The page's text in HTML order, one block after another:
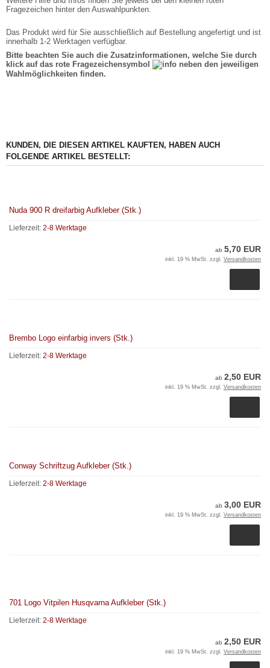
Fragezeichen hinter den Auswahlpunkten.
Das Produkt wird für Sie ausschließlich auf Bestellung angefertigt und ist
innerhalb 1-2 Werktagen verfügbar.
Bitte beachten Sie auch die Zusatzinformationen, welche Sie durch
klick auf das rote Fragezeichensymbol
neben den jeweiligen
Wahlmöglichkeiten finden.
KUNDEN, DIE DIESEN ARTIKEL KAUFTEN, HABEN AUCH
FOLGENDE ARTIKEL BESTELLT:
Nuda 900 R dreifarbig Aufkleber (Stk.)
Lieferzeit: 2-8 Werktage
ab 5,70 EUR
inkl. 19 % MwSt. zzgl. Versandkosten
Brembo Logo einfarbig invers (Stk.)
Lieferzeit: 2-8 Werktage
ab 2,50 EUR
inkl. 19 % MwSt. zzgl. Versandkosten
Conway Schriftzug Aufkleber (Stk.)
Lieferzeit: 2-8 Werktage
ab 3,00 EUR
inkl. 19 % MwSt. zzgl. Versandkosten
701 Logo Vitpilen Husqvarna Aufkleber (Stk.)
Lieferzeit: 2-8 Werktage
ab 2,50 EUR
inkl. 19 % MwSt. zzgl. Versandkosten